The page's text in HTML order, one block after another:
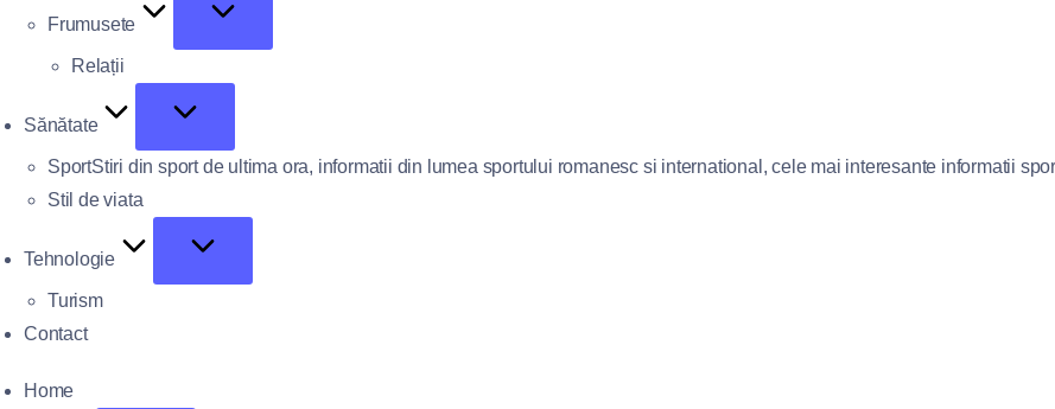
Frumusete
Relații
Sănătate
SportStiri din sport de ultima ora, informatii din lumea sportului romanesc si international, cele mai interesante informatii
Stil de viata
Tehnologie
Turism
Contact
Home